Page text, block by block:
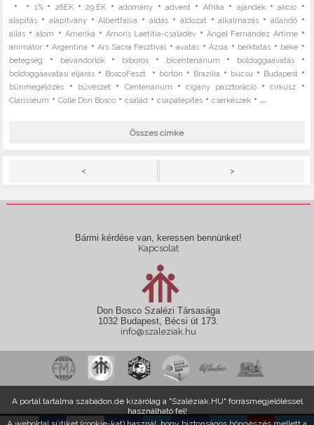
• • 1%• 28EK•29.EK •adomány •advent • Afrika • ajándék•akció •
alapítás • alapítvány•Albertfalva •áldás • áldozat•alkalmazás • állandó•
állás •álom • Amerika • Amoris Laetitia-családév •Ángel Fernández Artime•
animátor •Argentína •Ars Sacra Fesztivál •avatás •Ázsia • beiktatás • béke •
betegség • bevándorlók• bíboros • bicentenárium • boldoggáavatás•
boldoggáavatási eljárás • BoscoFeszt • börtön • Brazília • búcsú • Budapest•
bűnmegelőzés • bűvészet• Centenárium •cigány pasztoráció•cirkusz •
Clarisseum •Colle Don Bosco •család •csapatépítés •cserkészek • ...
Összes címke
< >
Bármi kérdése van, keressen bennünket!
Kapcsolat
Don Bosco Szalézi Társasága
1032 Budapest, Bécsi út 173.
info@szaleziak.hu
A portál tartalma szabadon,de kizárólag a "Szaléziak.HU" forrásmegjelöléssel
használható fel!